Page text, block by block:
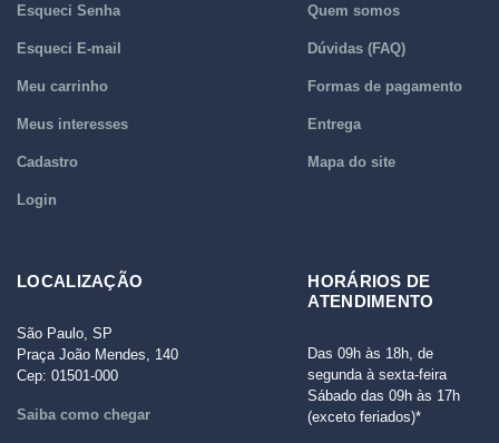
Esqueci Senha
Esqueci E-mail
Meu carrinho
Meus interesses
Cadastro
Login
Quem somos
Dúvidas (FAQ)
Formas de pagamento
Entrega
Mapa do site
LOCALIZAÇÃO
São Paulo, SP
Praça João Mendes, 140
Cep: 01501-000
Saiba como chegar
HORÁRIOS DE
ATENDIMENTO
Das 09h às 18h, de
segunda à sexta-feira
Sábado das 09h às 17h
(exceto feriados)*